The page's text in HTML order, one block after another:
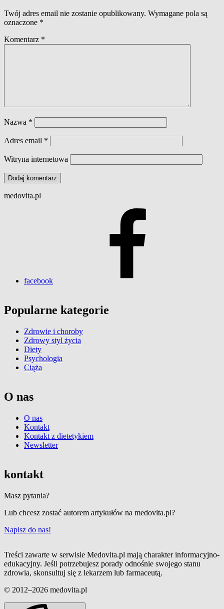
Twój adres email nie zostanie opublikowany. Wymagane pola są
oznaczone *
Komentarz *
Nazwa *
Adres email *
Witryna internetowa
medovita.pl
facebook
Popularne kategorie
Zdrowie i choroby
Zdrowy styl życia
Diety
Psychologia
Ciąża
O nas
O nas
Kontakt
Kontakt z dietetykiem
Newsletter
kontakt
Masz pytania?
Lub chcesz zostać autorem artykułów na medovita.pl?
Napisz do nas!
Treści zawarte w serwisie Medovita.pl mają charakter informacyjno-
edukacyjny. Jeśli potrzebujesz porady odnośnie swojego stanu
zdrowia, skonsultuj się z lekarzem lub farmaceutą.
© 2012–2026 medovita.pl